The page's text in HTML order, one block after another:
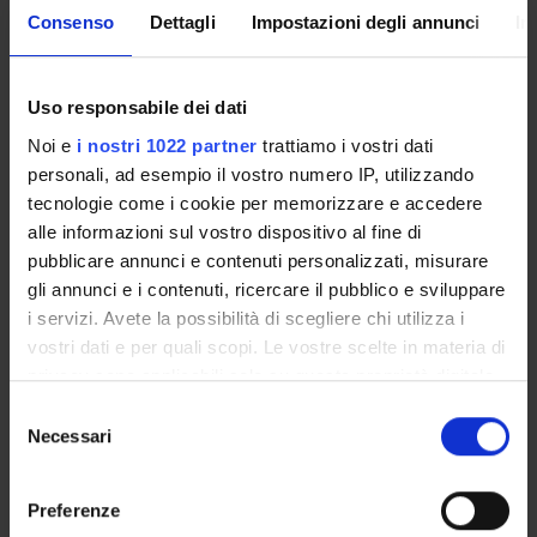
Consenso Dettagli Impostazioni degli annunci
Uso responsabile dei dati
Noi e i nostri 1022 partner trattiamo i vostri dati
personali, ad esempio il vostro numero IP, utilizzando
tecnologie come i cookie per memorizzare e accedere
alle informazioni sul vostro dispositivo al fine di
pubblicare annunci e contenuti personalizzati, misurare
gli annunci e i contenuti, ricercare il pubblico e sviluppare
i servizi. Avete la possibilità di scegliere chi utilizza i
vostri dati e per quali scopi. Le vostre scelte in materia di
privacy sono applicabili solo su questa proprietà digitale
modificare o revocare il proprio consenso in qualsiasi
momento dalla Dichiarazione sui cookie o facendo clic
delNecessari
Preferenze
Enrolment Procedures and Admission Requirements
Notices
Governing bodies
Documents
International Students
OFFERTA FORMATIVA
CORSI DI LAUREA MAGISTRALE